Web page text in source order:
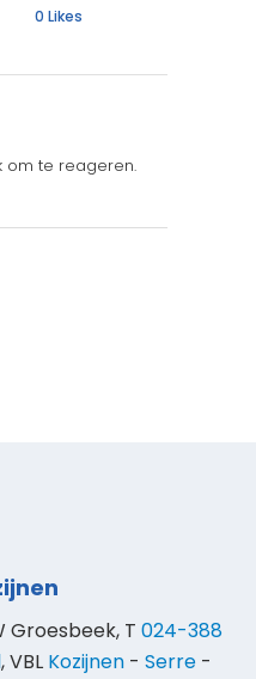
0 Likes
om te reageren.
Groesbeek, T 024-388
, VBL Kozijnen- Serre-